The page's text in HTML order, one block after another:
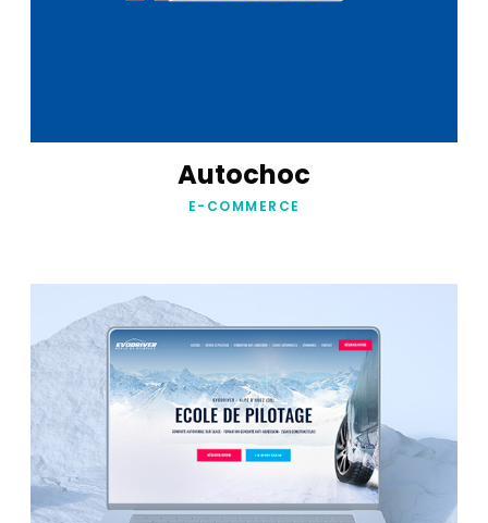
Autochoc
E-COMMERCE